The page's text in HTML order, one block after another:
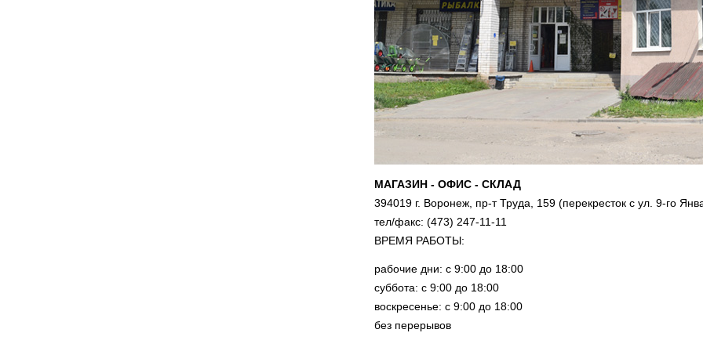
МАГАЗИН - ОФИС - СКЛАД
394019 г. Воронеж, пр-т Труда, 159 (перекресток с ул. 9-го
тел/факс: (473) 247-11-11
ВРЕМЯ РАБОТЫ:
рабочие дни: с 9:00 до 18:00
суббота: с 9:00 до 18:00
воскресенье: с 9:00 до 18:00
без перерывов